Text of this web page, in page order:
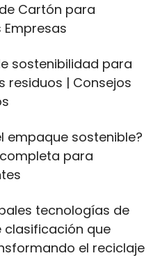
Cartón para
Empresas
sostenibilidad para
residuos | Consejos
empaque sostenible?
para
tecnologías de
clasificación que
el reciclaje